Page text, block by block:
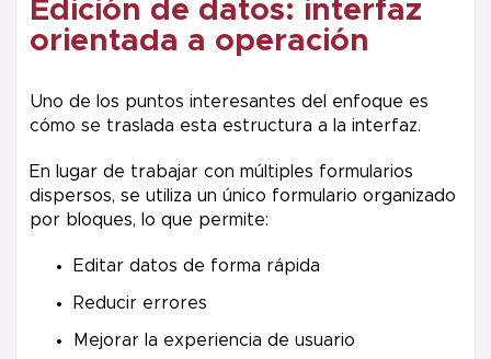
Edición de datos: interfaz
orientada a operación
Uno de los puntos interesantes del enfoque es
cómo se traslada esta estructura a la interfaz.
En lugar de trabajar con múltiples formularios
dispersos, se utiliza un único formulario organizado
por bloques, lo que permite:
Editar datos de forma rápida
Reducir errores
Mejorar la experiencia de usuario